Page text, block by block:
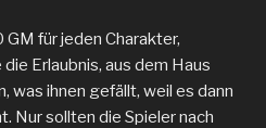
für jeden Charakter,
Erlaubnis, aus dem Haus
was ihnen gefällt, weil es dann
Nur sollten die Spieler nach